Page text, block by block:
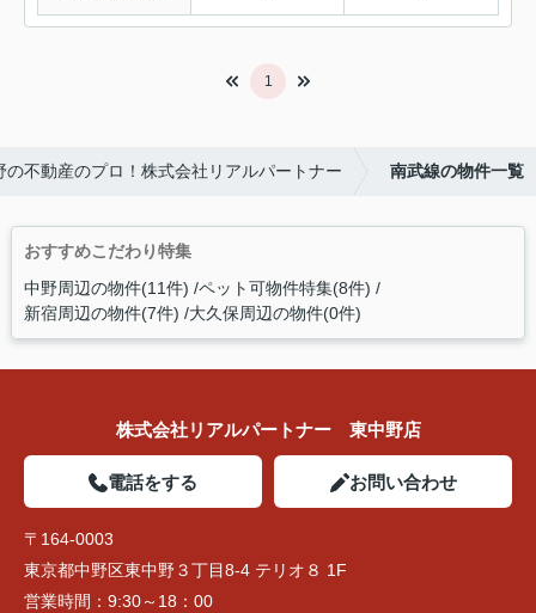
1
の不動産のプロ！株式会社リアルパートナー 南武線の物件一覧
おすすめこだわり特集
中野周辺の物件(11件) ペット可物件特集(8件)
新宿周辺の物件(7件) 大久保周辺の物件(0件)
株式会社リアルパートナー 東中野店
電話をする お問い合わせ
〒164-0003
東京都中野区東中野３丁目8-4 テリオ８ 1F
営業時間： 9:30～18：00